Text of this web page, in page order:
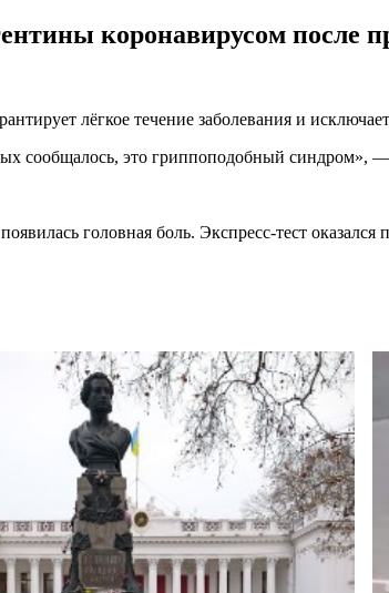
коронавирусом после
лёгкое течение заболевания и
сообщалось, это гриппоподобный
головная боль. Экспресс-тест